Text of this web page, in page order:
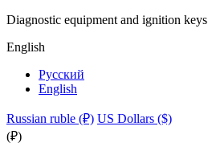
Diagnostic equipment and ignition keys
English
Русский
English
Russian ruble (₽) US Dollars ($)
(₽)